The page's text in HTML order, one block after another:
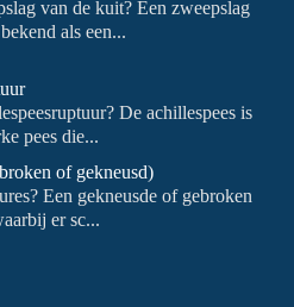
van de kuit? Een zweepslag
als een...
De achillespees is
pees die...
of gekneusd)
Een gekneusde of gebroken
er sc...